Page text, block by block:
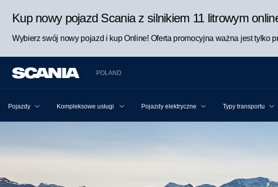
Kup nowy pojazd Scania z silnikiem 11 litrowym
Wybierz swój nowy pojazd i kup Online! Oferta promocyjna ważna jest tylko
POLAND
Pojazdy Kompleksowe usługi Scania dla pojazdu i kierowcy
Pojazdy elektryczne Typy transportu